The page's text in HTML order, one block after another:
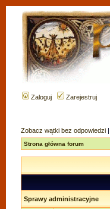
Zaloguj Zarejestruj
Zobacz wątki bez odpowiedzi |
Strona główna forum
Sprawy administracyjne